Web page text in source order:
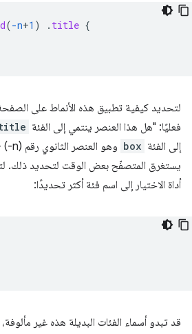
(-n+1 ) . title {
لتحديد كيفية تطبيق هذه الأنماط على
فعليًا: "هل هذا العنصر ينتمي إلى الفئة
إلى الفئة box
يستغرق المتصفّح بعض الوقت لتحديد ذلك.
أداة الاختيار إلى اسم فئة أكثر تحديدًا:
قد تبدو أسماء الفئات البديلة هذه غير